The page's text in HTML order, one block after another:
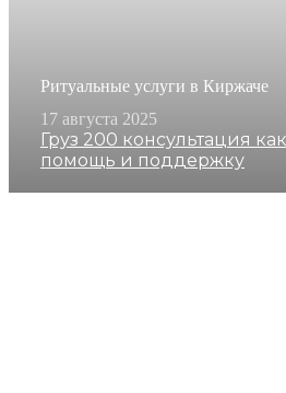
Ритуальные услуги в Киржаче
17 августа 2025
Груз 200 консультация
помощь и поддержку